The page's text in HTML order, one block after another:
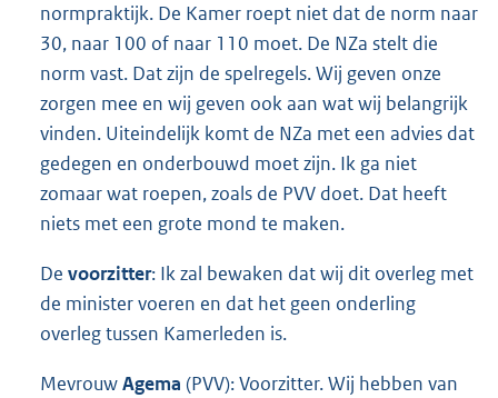
normpraktijk. De Kamer roept niet dat de norm naar
30, naar 100 of naar 110 moet. De NZa stelt die
norm vast. Dat zijn de spelregels. Wij geven onze
zorgen mee en wij geven ook aan wat wij belangrijk
vinden. Uiteindelijk komt de NZa met een advies dat
gedegen en onderbouwd moet zijn. Ik ga niet
zomaar wat roepen, zoals de PVV doet. Dat heeft
niets met een grote mond te maken.
De voorzitter: Ik zal bewaken dat wij dit overleg met
de minister voeren en dat het geen onderling
overleg tussen Kamerleden is.
MevrouwAgema (PVV): Voorzitter. Wij hebben van